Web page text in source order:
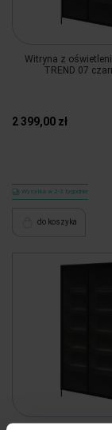
Witryna z
TREND 07
2 399,00 zł
Wysyłka w 2-3 tygodnie
do koszyka